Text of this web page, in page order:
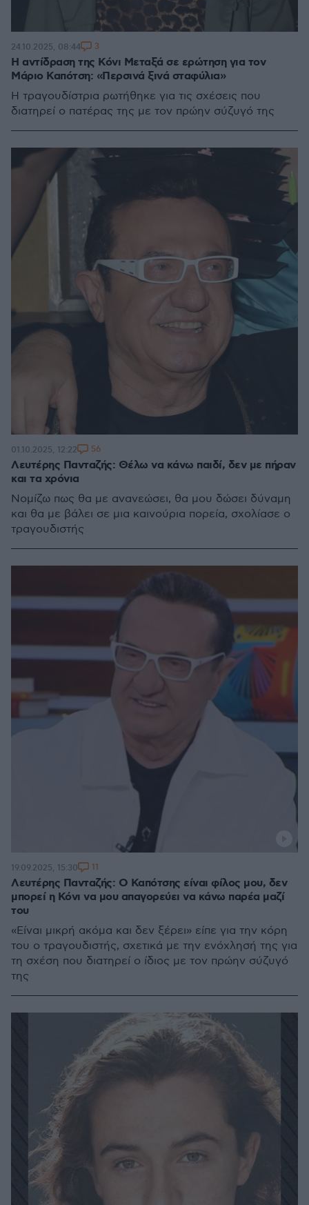
Η αντίδραση της Κόνι Μεταξά σε ερώτηση για τον
Μάριο Καπότση: «Περσινά ξινά σταφύλια»
Η τραγουδίστρια ρωτήθηκε για τις σχέσεις που
διατηρεί ο πατέρας της με τον πρώην σύζυγό της
24.10.2025, 08:44 3
Λευτέρης Πανταζής: Θέλω να κάνω παιδί, δεν με πήραν
και τα χρόνια
Νομίζω πως θα με ανανεώσει, θα μου δώσει δύναμη
και θα με βάλει σε μια καινούρια πορεία, σχολίασε ο
τραγουδιστής
01.10.2025, 12:22 56
Λευτέρης Πανταζής: Ο Καπότσης είναι φίλος μου, δεν
μπορεί η Κόνι να μου απαγορεύει να κάνω παρέα μαζί
του
«Είναι μικρή ακόμα και δεν ξέρει» είπε για την κόρη
του ο τραγουδιστής, σχετικά με την ενόχλησή της για
τη σχέση που διατηρεί ο ίδιος με τον πρώην σύζυγό
της
19.09.2025, 15:30 11